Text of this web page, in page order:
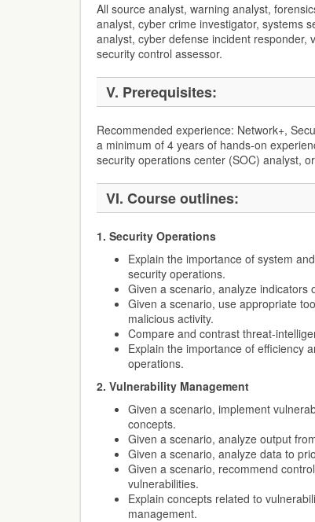
All source analyst, warning analyst,
analyst, cyber crime investigator, systems
analyst, cyber defense incident responder,
security control assessor.
V. Prerequisites:
Recommended experience: Network+,
a minimum of 4 years of hands-on
security operations center (SOC) analyst,
VI. Course outlines:
1. Security Operations
Explain the importance of system
security operations.
Given a scenario, analyze indicators
Given a scenario, use appropriate
malicious activity.
Compare and contrast threat-
Explain the importance of efficiency
operations.
2. Vulnerability Management
Given a scenario, implement
concepts.
Given a scenario, analyze output
Given a scenario, analyze data to
Given a scenario, recommend
vulnerabilities.
Explain concepts related to
management.